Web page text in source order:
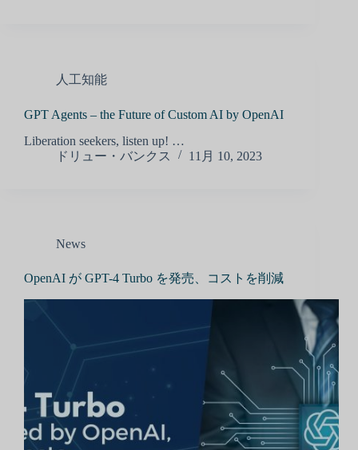
人工知能
GPT Agents – the Future of Custom AI by OpenAI
Liberation seekers, listen up! …
ドリュー・バンクス
11月 10, 2023
News
OpenAI が GPT-4 Turbo を発売、コストを削減